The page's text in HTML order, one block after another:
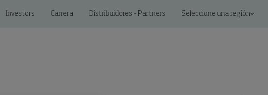
Investors Carrera Distribuidores - Partners Seleccione una región